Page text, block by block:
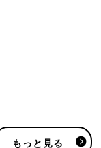
もっと見る